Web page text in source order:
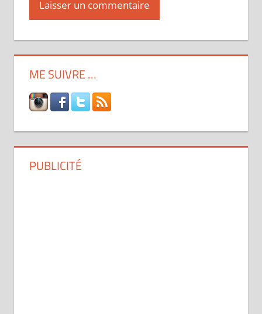
ME SUIVRE …
PUBLICITÉ